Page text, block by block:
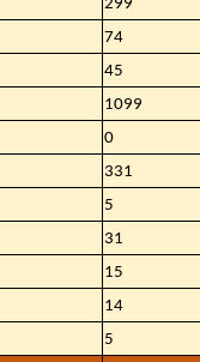
299
74
45
1099
0
331
5
31
15
14
5